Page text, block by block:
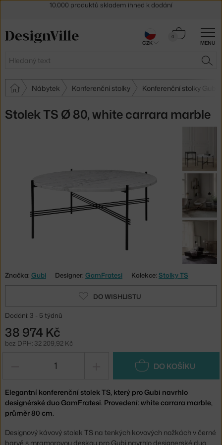
MENU
Hledat
0
Košík
Nábytek Konferenční stolky Konferenční stolky Gubi
Stolek TS Ø 80, white carrara marble
Značka: Gubi Designer: GamFratesi Kolekce: Stolky TS
DO WISHLISTU
Dodání: 3 - 5 týdnů
38 974 Kč
bez DPH: 32 209,92 Kč
DO KOŠÍKU
Elegantní konferenční stolek TS, který pro Gubi navrhlo
designérské duo GamFratesi. Provedení: white carrara marble,
průměr 80 cm.
Designový kávový stolek TS na tenkých kovových nožkách v černé
barvě s mramorovou deskou pro Gubi navrhlo designerské duo
30 dní na vrácení zboží
CZK